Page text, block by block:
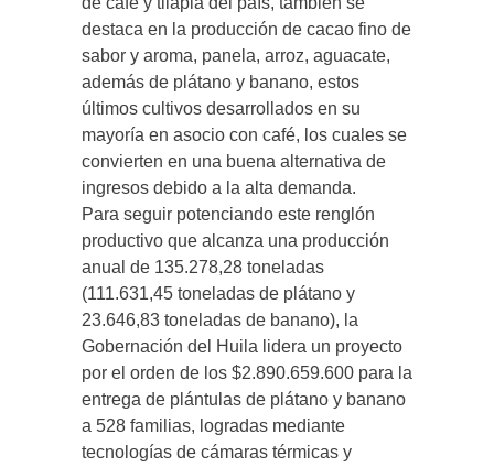
destaca en la producción de cacao fino de
sabor y aroma, panela, arroz, aguacate,
además de plátano y banano, estos
últimos cultivos desarrollados en su
mayoría en asocio con café, los cuales se
convierten en una buena alternativa de
ingresos debido a la alta demanda.
Para seguir potenciando este renglón
productivo que alcanza una producción
anual de 135.278,28 toneladas
(111.631,45 toneladas de plátano y
23.646,83 toneladas de banano), la
Gobernación del Huila lidera un proyecto
por el orden de los $2.890.659.600 para la
entrega de plántulas de plátano y banano
a 528 familias, logradas mediante
tecnologías de cámaras térmicas y